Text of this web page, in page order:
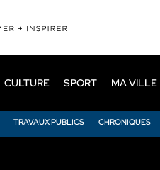
TRAVAUX PUBLICS CHRONIQUES
CULTURE SPORT MA VILLE